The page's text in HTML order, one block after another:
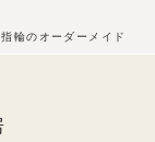
輪のオーダーメイド